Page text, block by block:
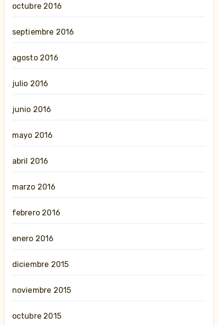
octubre 2016
septiembre 2016
agosto 2016
julio 2016
junio 2016
mayo 2016
abril 2016
marzo 2016
febrero 2016
enero 2016
diciembre 2015
noviembre 2015
octubre 2015